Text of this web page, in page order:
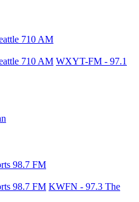
710 AM
710 AM WXYT-FM - 97.1
98.7 FM
98.7 FM KWFN - 97.3 The